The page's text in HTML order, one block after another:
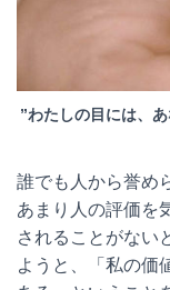
”わたしの目には、
誰でも人から誉め
あまり人の評価を
されることがない
ようと、「私の価